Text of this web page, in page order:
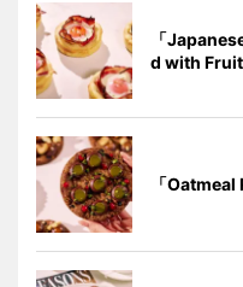
「
d with Fruit
「